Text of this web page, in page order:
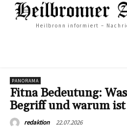
Heilbronn informiert –
PANORAMA
Fitna Bedeutung:
Begriff und warum
redaktion 22.07.2026